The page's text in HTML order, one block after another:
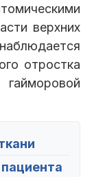
верхних
отростка